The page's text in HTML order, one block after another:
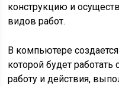
конструкцию и
видов работ.
В компьютере
которой будет
работу и действия,